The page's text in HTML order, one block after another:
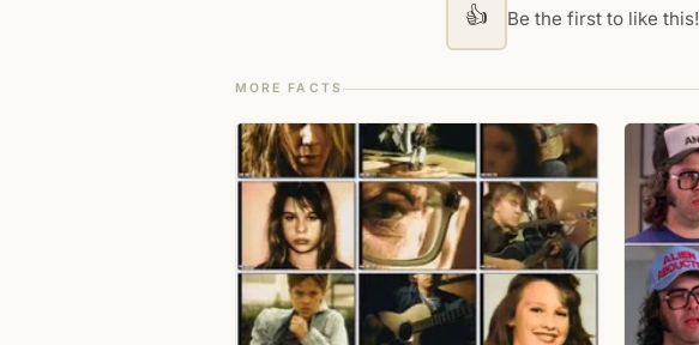
👍 Be the first to like this!
MORE FACTS